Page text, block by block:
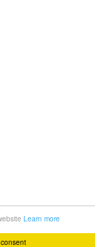
Learn more